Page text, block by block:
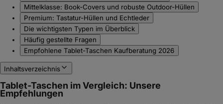
Mittelklasse: Book-Covers und robuste Outdoor-Hüllen
Premium: Tastatur-Hüllen und Echtleder
Die wichtigsten Typen im Überblick
Häufig gestellte Fragen
Empfohlene Tablet-Taschen Kaufberatung 2026
Inhaltsverzeichnis
Tablet-Taschen im Vergleich: Unsere
Empfehlungen